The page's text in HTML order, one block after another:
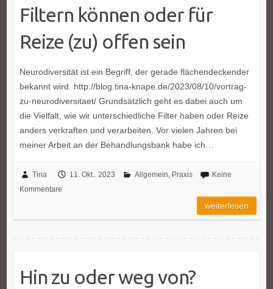
Filtern können oder für
Reize (zu) offen sein
Neurodiversität ist ein Begriff, der gerade flächendeckender
bekannt wird. http://blog.tina-knape.de/2023/08/10/vortrag-
zu-neurodiversitaet/ Grundsätzlich geht es dabei auch um
die Vielfalt, wie wir unterschiedliche Filter haben oder Reize
anders verkraften und verarbeiten. Vor vielen Jahren bei
meiner Arbeit an der Behandlungsbank habe ich…
Tina 11. Okt.. 2023 Allgemein, Praxis
Keine
Kommentare
weiterlesen
Hin zu oder weg von?